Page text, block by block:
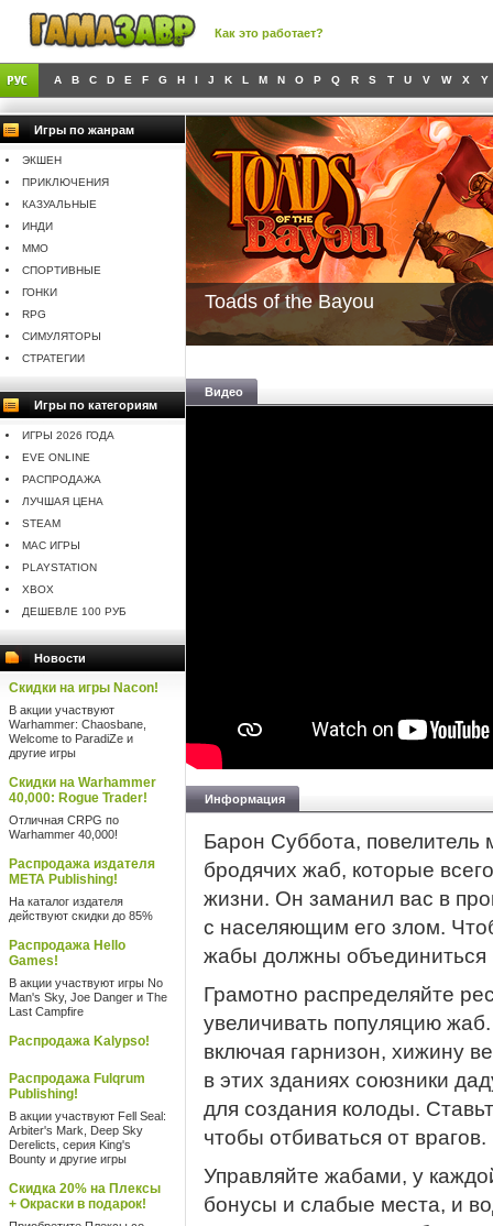
Как это работает?
A B C D E F G H I J K L M N O P Q R S T U V W X Y
Игры по жанрам
ЭКШЕН
ПРИКЛЮЧЕНИЯ
КАЗУАЛЬНЫЕ
ИНДИ
MMO
СПОРТИВНЫЕ
ГОНКИ
RPG
СИМУЛЯТОРЫ
СТРАТЕГИИ
Игры по категориям
ИГРЫ 2026 ГОДА
EVE ONLINE
РАСПРОДАЖА
ЛУЧШАЯ ЦЕНА
STEAM
MAC ИГРЫ
PLAYSTATION
XBOX
ДЕШЕВЛЕ 100 РУБ
Новости
Скидки на игры Nacon!
В акции участвуют
Warhammer: Chaosbane,
Welcome to ParadiZe и
другие игры
Скидки на Warhammer
40,000: Rogue Trader!
Отличная CRPG по
Warhammer 40,000!
Распродажа издателя
META Publishing!
На каталог издателя
действуют скидки до 85%
Распродажа Hello
Games!
В акции участвуют игры No
Man's Sky, Joe Danger и The
Last Campfire
Распродажа Kalypso!
Распродажа Fulqrum
Publishing!
В акции участвуют Fell Seal:
Arbiter's Mark, Deep Sky
Derelicts, серия King's
Bounty и другие игры
Скидка 20% на Плексы
+ Окраски в подарок!
Toads of the Bayou
Видео
Информация
Барон Суббота,
бродячих жаб, которые
жизни. Он заманил вас в
с населяющим его злом.
жабы должны объединиться
Грамотно распределяйте
увеличивать популяцию
включая гарнизон, хижину
в этих зданиях союзники
для создания колоды.
чтобы отбиваться от врагов.
Управляйте жабами, у
бонусы и слабые места, и